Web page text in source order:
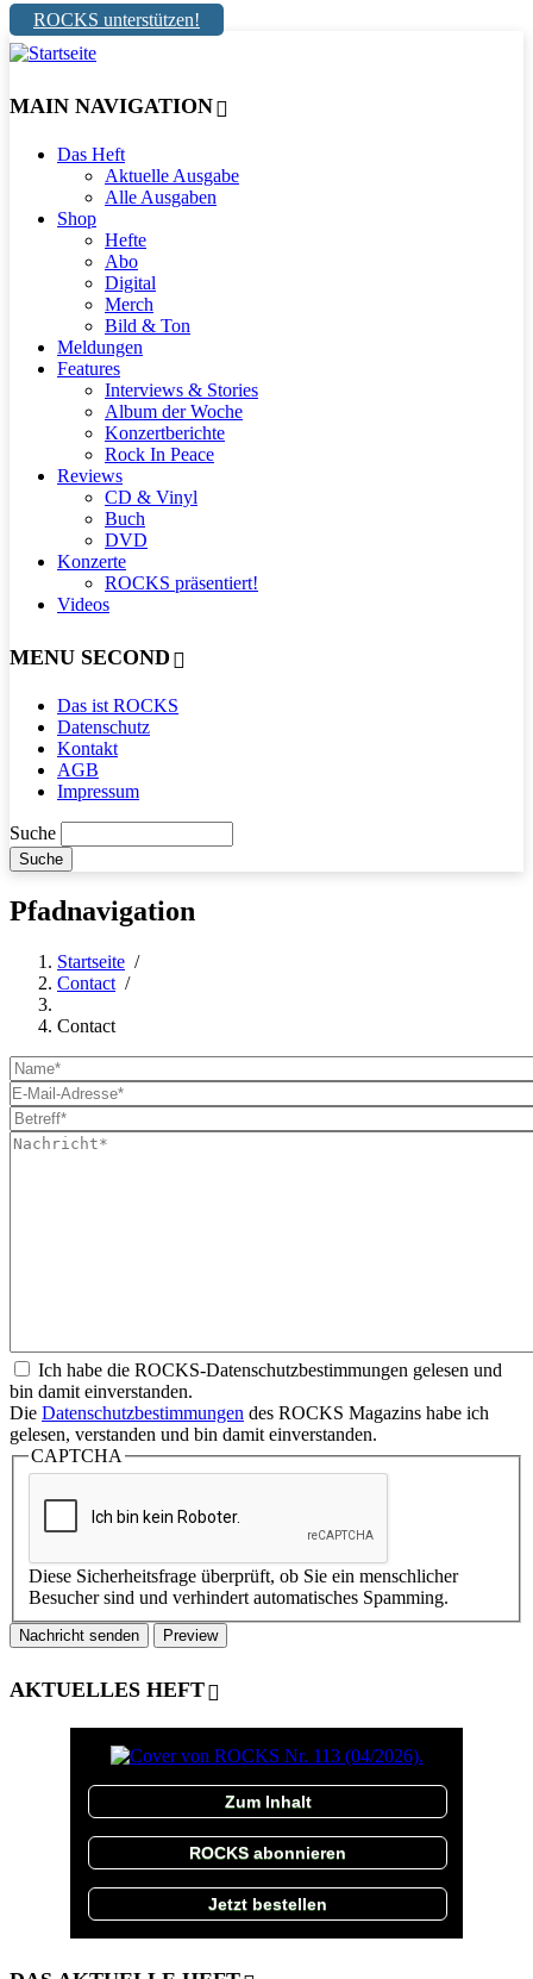
ROCKS unterstützen!
MAIN NAVIGATION
Das Heft
Aktuelle Ausgabe
Alle Ausgaben
Shop
Hefte
Abo
Digital
Merch
Bild & Ton
Meldungen
Features
Interviews & Stories
Album der Woche
Konzertberichte
Rock In Peace
Reviews
CD & Vinyl
Buch
DVD
Konzerte
ROCKS präsentiert!
Videos
MENU SECOND
Das ist ROCKS
Datenschutz
Kontakt
AGB
Impressum
Suche
Pfadnavigation
Startseite /
Contact /
Contact
Ich habe die ROCKS-Datenschutzbestimmungen gelesen und
bin damit einverstanden.
Die Datenschutzbestimmungen des ROCKS Magazins habe ich
gelesen, verstanden und bin damit einverstanden.
CAPTCHA
Diese Sicherheitsfrage überprüft, ob Sie ein menschlicher
Besucher sind und verhindert automatisches Spamming.
AKTUELLES HEFT
Zum Inhalt
ROCKS abonnieren
Jetzt bestellen